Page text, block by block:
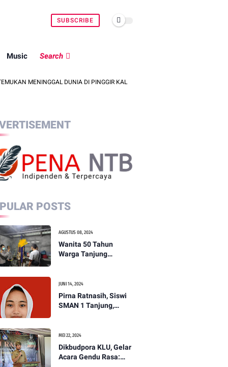
SUBSCRIBE
Music Search
DUNIA DI PINGGIR KALI LEMBAR SAAT MENCARI BELUT
POSTS
AGUSTUS 08, 2024
Wanita 50 Tahun
Warga Tanjung
JUNI 14, 2024
Pirna Ratnasih, Siswi
SMAN 1 Tanjung,
Paskibraka Tingkat
Nasional
MEI 22, 2024
Dikbudpora KLU, Gelar
Acara Gendu Rasa: